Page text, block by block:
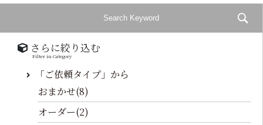
さらに絞り込む
Filter in Category
「ご依頼タイプ」から
おまかせ(8)
オーダー(2)